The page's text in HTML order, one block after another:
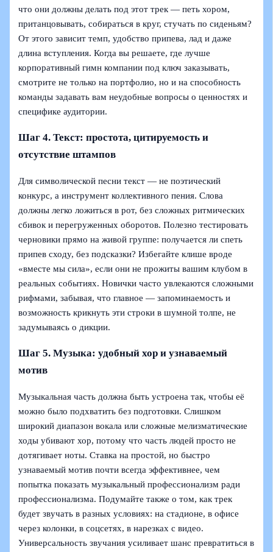
что они должны делать под этот трек — петь хором,
пританцовывать, собираться в круг, стучать по сиденьям?
От этого зависит темп, удобство припева, лад и даже
длина вступления. Когда вы решаете, где лучше
корпоративный гимн компании под ключ заказывать,
смотрите не только на портфолио, но и на способность
команды задавать вам неудобные вопросы о ценностях и
специфике аудитории.
Шаг 4. Текст: простота, цитируемость и
отсутствие штампов
Для символической песни текст — не поэтический
конкурс, а инструмент коллективного пения. Слова
должны легко ложиться в рот, без сложных ритмических
сбивок и перегруженных оборотов. Полезно тестировать
черновики прямо на живой группе: получается ли спеть
припев сходу, без подсказки? Избегайте клише вроде
«вместе мы сила», если они не прожиты вашим клубом в
реальных событиях. Новички часто увлекаются сложными
рифмами, забывая, что главное — запоминаемость и
возможность крикнуть эти строки в шумной толпе, не
задумываясь о дикции.
Шаг 5. Музыка: удобный хор и узнаваемый
мотив
Музыкальная часть должна быть устроена так, чтобы её
можно было подхватить без подготовки. Слишком
широкий диапазон вокала или сложные мелизматические
ходы убивают хор, потому что часть людей просто не
дотягивает ноты. Ставка на простой, но быстро
узнаваемый мотив почти всегда эффективнее, чем
попытка показать музыкальный профессионализм ради
профессионализма. Подумайте также о том, как трек
будет звучать в разных условиях: на стадионе, в офисе
через колонки, в соцсетях, в нарезках с видео.
Универсальность звучания усиливает шанс превратиться в